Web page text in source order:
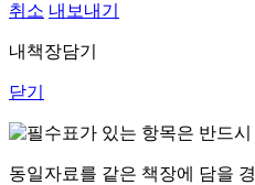
취소 내보내기
내책장담기
닫기
표가 있는 항목은 반드
동일자료를 같은 책장에 담을